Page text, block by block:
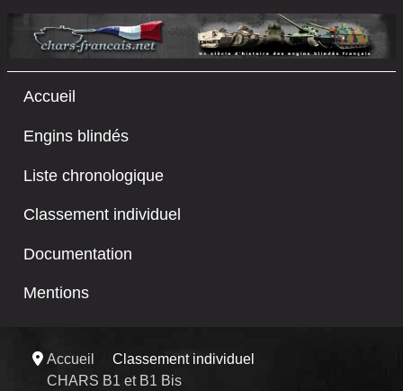
Accueil
Engins blindés
Liste chronologique
Classement individuel
Documentation
Mentions
Accueil
Classement individuel
CHARS B1 et B1 Bis